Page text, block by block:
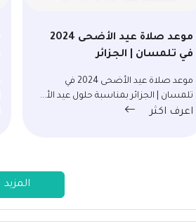
موعد صلاة عيد الأضحى 2024
في تلمسان | الجزائر
موعد صلاة عيد الأضحى 2024 في
تلمسان | الجزائر بمناسبة حلول عيد الأ...
اعرف اكثر
المزيد